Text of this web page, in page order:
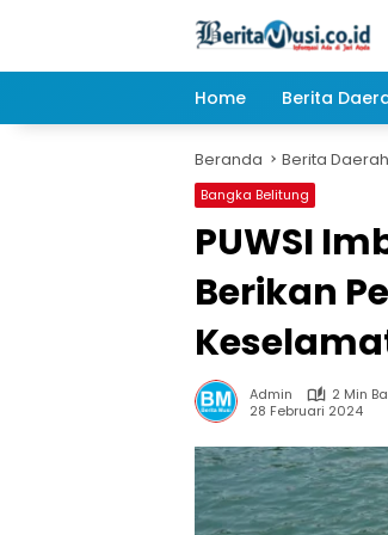
Home Berita
Beranda Berita Daerah
Bangka Belitung
PUWSI
Berikan
Admin
2 Min
28 Februari 2024